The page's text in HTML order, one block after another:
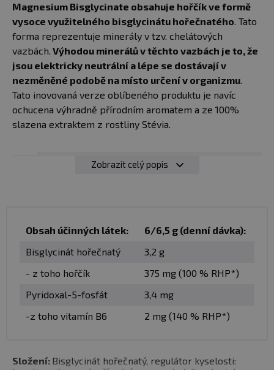
Magnesium Bisglycinate obsahuje hořčík ve formě
vysoce využitelného bisglycinátu hořečnatého. Tato
forma reprezentuje minerály v tzv. chelátových
vazbách. Výhodou minerálů v těchto vazbách je to, že
jsou elektricky neutrální a lépe se dostávají v
nezměněné podobě na místo určení v organizmu.
Tato inovovaná verze oblíbeného produktu je navíc
ochucena výhradně přírodním aromatem a ze 100%
slazena extraktem z rostliny Stévia.
Zobrazit celý popis
Obsah účinných látek:
6/6,5 g (denní dávka):
Bisglycinát hořečnatý
3,2 g
- z toho hořčík
375 mg (100 % RHP*)
Pyridoxal-5-fosfát
3,4 mg
-z toho vitamín B6
2 mg (140 % RHP*)
Složení: Bisglycinát hořečnatý, regulátor kyselosti: